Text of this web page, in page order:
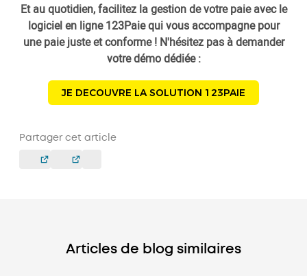
Et au quotidien, facilitez la gestion de votre paie avec le
logiciel en ligne 123Paie qui vous accompagne pour
une paie juste et conforme ! N'hésitez pas à demander
votre démo dédiée :
JE DECOUVRE LA SOLUTION 123PAIE
Partager cet article
Articles de blog similaires